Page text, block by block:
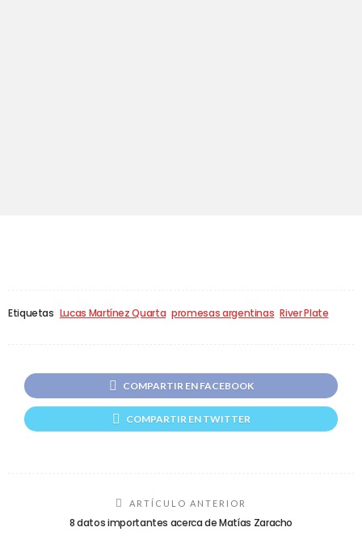
Etiquetas Lucas Martínez Quarta promesas argentinas River Plate
COMPARTIR EN FACEBOOK
COMPARTIR EN TWITTER
ARTÍCULO ANTERIOR
8 datos importantes acerca de Matías Zaracho